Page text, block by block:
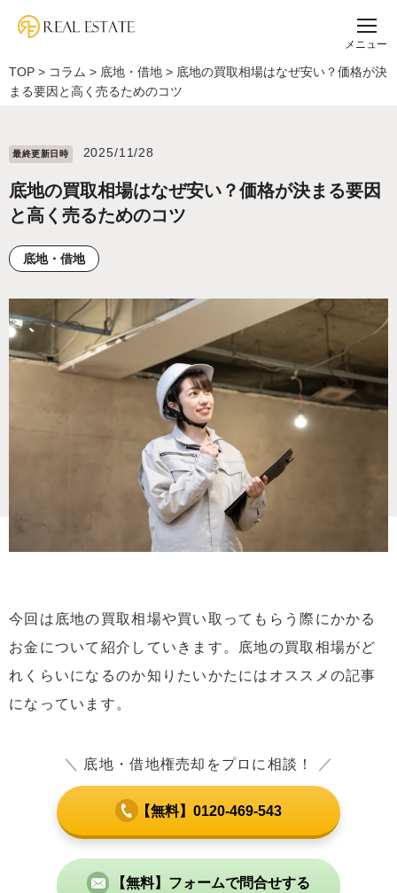
メニュー
TOP > コラム > 底地・借地 > 底地の買取相場はなぜ安い？価格が決
まる要因と高く売るためのコツ
最終更新⽇時 2025/11/28
底地の買取相場はなぜ安い？価格が決まる要因
と高く売るためのコツ
底地・借地
今回は底地の買取相場や買い取ってもらう際にかかる
お金について紹介していきます。底地の買取相場がど
れくらいになるのか知りたいかたにはオススメの記事
になっています。
＼ 底地・借地権売却をプロに相談！ ／
【無料】0120-469-543
【無料】フォームで問合せする